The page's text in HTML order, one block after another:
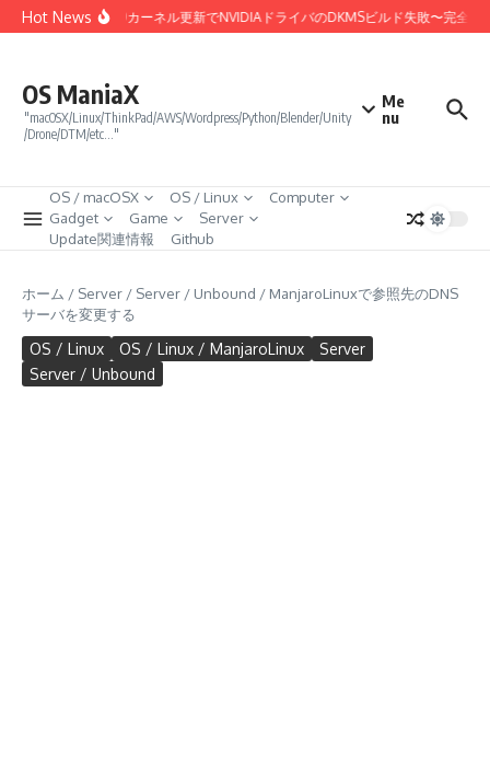
コンテンツへスキップ
Hot NewsLinux 7.0カーネル更新でNVIDIAドライバのDKMSビルド失敗〜完全復
OS ManiaX
"macOSX/Linux/ThinkPad/AWS/Wordpress/Python/Blender/Unity
/Drone/DTM/etc…"
Me
nu
OS / macOSX OS / Linux
Computer
Gadget
Game
Server
Update関連情報
Github
ホーム / Server / Server / Unbound / ManjaroLinuxで参照先のDNS
サーバを変更する
OS / Linux OS / Linux / ManjaroLinux
Server
Server / Unbound